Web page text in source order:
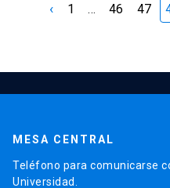
‹ 1 … 46 47
MESA CENTRAL
Teléfono para comunicarse
Universidad.